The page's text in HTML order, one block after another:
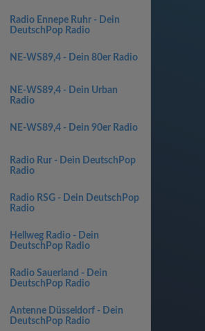
Radio Ennepe Ruhr - Dein
DeutschPop Radio
NE-WS89,4 - Dein 80er Radio
NE-WS89,4 - Dein Urban
Radio
NE-WS89,4 - Dein 90er Radio
Radio Rur - Dein DeutschPop
Radio
Radio RSG - Dein DeutschPop
Radio
Hellweg Radio - Dein
DeutschPop Radio
Radio Sauerland - Dein
DeutschPop Radio
Antenne Düsseldorf - Dein
DeutschPop Radio